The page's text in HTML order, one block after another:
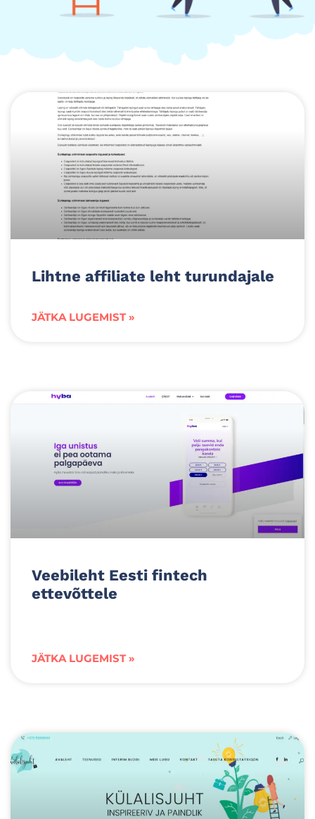
Lihtne affiliate leht turundajale
JÄTKA LUGEMIST »
Veebileht Eesti fintech
ettevõttele
JÄTKA LUGEMIST »